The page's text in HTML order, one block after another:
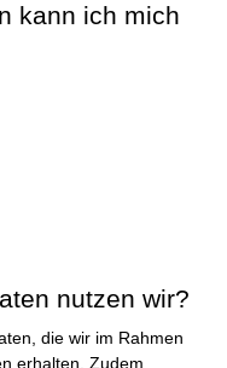
kann ich mich
nutzen wir?
die wir im Rahmen
erhalten. Zudem